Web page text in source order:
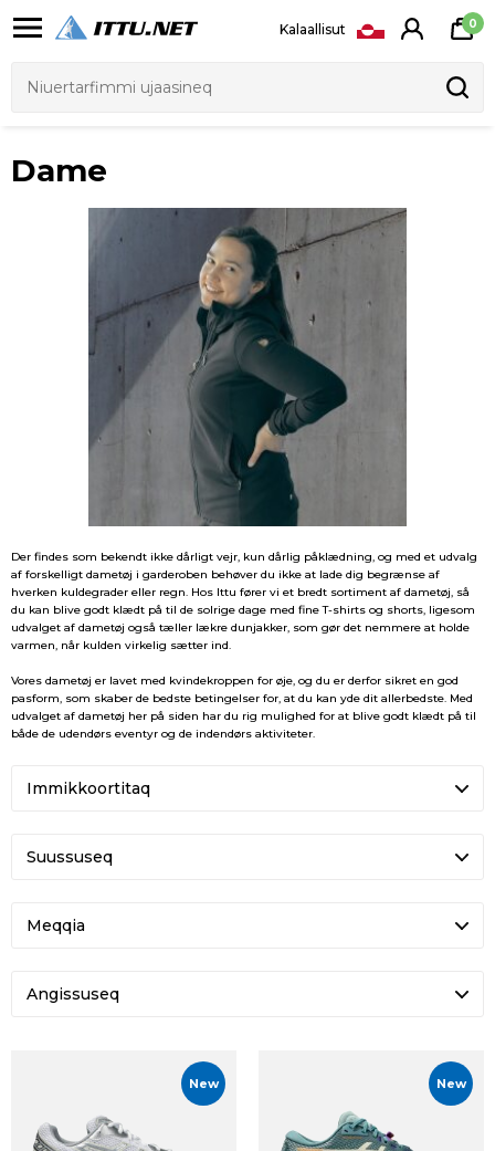
Kalaallisut 0
Dame
Der findes som bekendt ikke dårligt vejr, kun dårlig påklædning, og med et udvalg
af forskelligt dametøj i garderoben behøver du ikke at lade dig begrænse af
hverken kuldegrader eller regn. Hos Ittu fører vi et bredt sortiment af dametøj, så
du kan blive godt klædt på til de solrige dage med fine T-shirts og shorts, ligesom
udvalget af dametøj også tæller lækre dunjakker, som gør det nemmere at holde
varmen, når kulden virkelig sætter ind.
Vores dametøj er lavet med kvindekroppen for øje, og du er derfor sikret en god
pasform, som skaber de bedste betingelser for, at du kan yde dit allerbedste. Med
udvalget af dametøj her på siden har du rig mulighed for at blive godt klædt på til
både de udendørs eventyr og de indendørs aktiviteter.
Suussuseq
Meqqia
Angissuseq
New New